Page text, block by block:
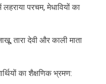
परचम, मेधावियों का
तारा देवी और काली माता
का शैक्षणिक भ्रमण: